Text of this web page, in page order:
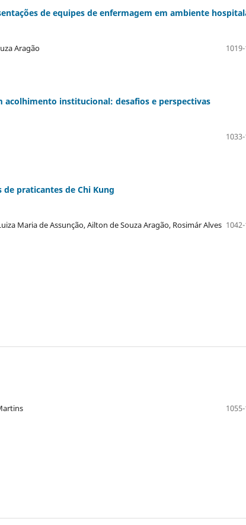
de equipes de enfermagem em ambiente
Aragão
acolhimento institucional: desafios e perspectivas
praticantes de Chi Kung
Maria de Assunção, Ailton de Souza Aragão, Rosimár Alves